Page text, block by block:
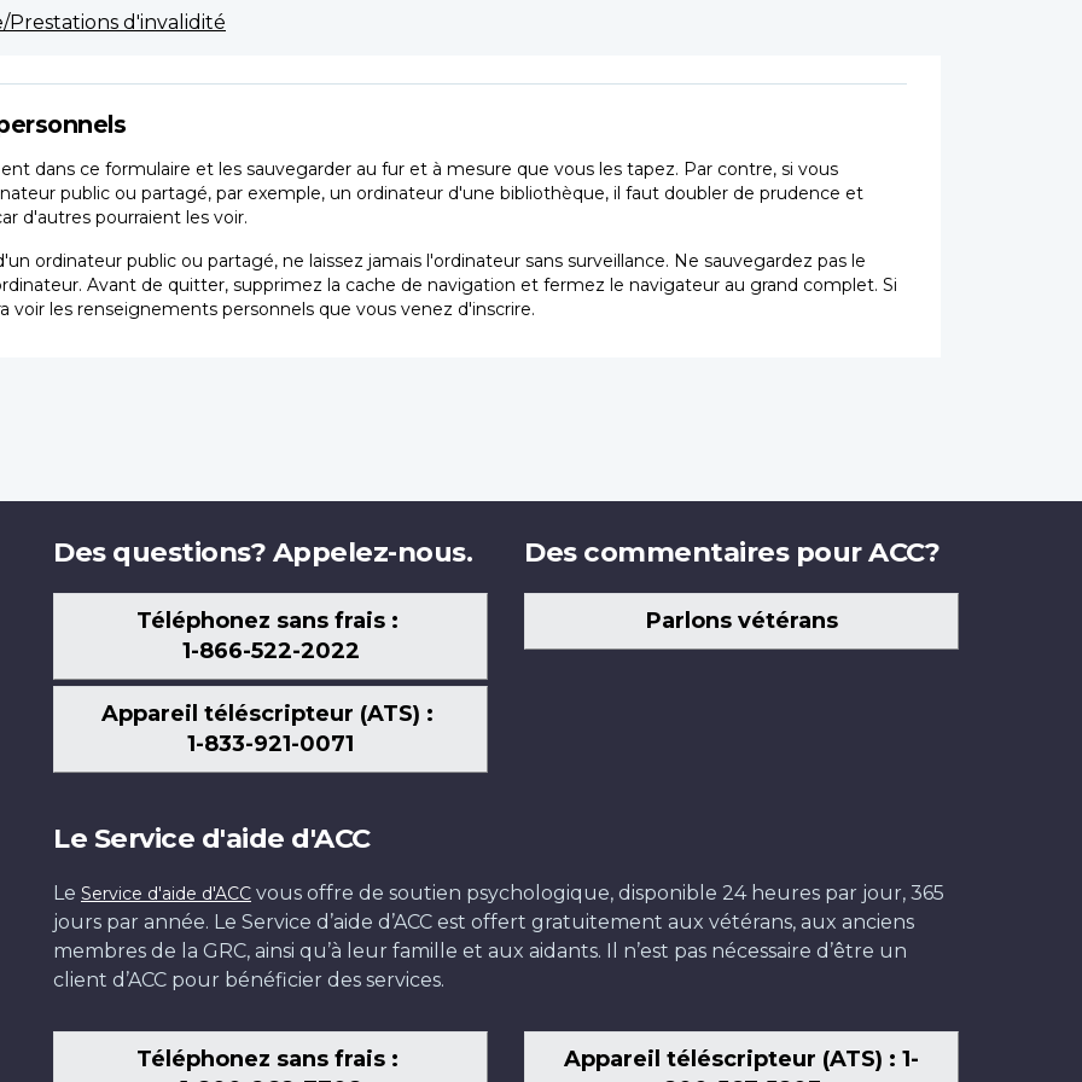
d'invalidité
dans ce formulaire et les sauvegarder au fur et à mesure que vous les tapez. Par contre, si vous
public ou partagé, par exemple, un ordinateur d'une bibliothèque, il faut doubler de prudence et
d'autres pourraient les voir.
ordinateur public ou partagé, ne laissez jamais l'ordinateur sans surveillance. Ne sauvegardez pas le
Avant de quitter, supprimez la cache de navigation et fermez le navigateur au grand complet. Si
voir les renseignements personnels que vous venez d'inscrire.
Des questions? Appelez-nous.
Téléphonez sans frais :
1-866-522-2022
Appareil téléscripteur (ATS) :
1-833-921-0071
Des commentaires pour ACC?
Parlons vétérans
Le Service d'aide d'ACC
Le Service d'aide d'ACC vous offre de soutien psychologique, disponible 24 heures par jour, 365
jours par année. Le Service d’aide d’ACC est offert gratuitement aux vétérans, aux anciens
membres de la GRC, ainsi qu’à leur famille et aux aidants. Il n’est pas nécessaire d’être un
client d’ACC pour bénéficier des services.
Téléphonez sans frais :
Appareil téléscripteur (ATS) : 1-